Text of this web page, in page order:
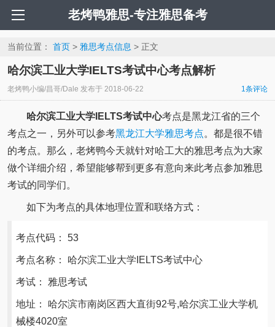
老烤鸭雅思-专注雅思备考
当前位置： 首页> 雅思考点信息 > 正文
哈尔滨工业大学IELTS考试中心考点解析
老烤鸭小编/昌哥/Dale 发布于 2018-06-22 1条评论
哈尔滨工业大学IELTS考试中心考点是黑龙江省的三个
考点之一，另外可以参考黑龙江大学雅思考点。都是很不错
的考点。那么，老烤鸭今天就针对哈工大的雅思考点为大家
做个详细介绍，希望能够帮到更多有意向来此考点参加雅思
考试的同学们。
如下为考点的具体地理位置和联络方式：
考点代码： 53
考点名称： 哈尔滨工业大学IELTS考试中心
考试： 雅思考试
地址： 哈尔滨市南岗区西大直街92号,哈尔滨工业大学机
械楼4020室